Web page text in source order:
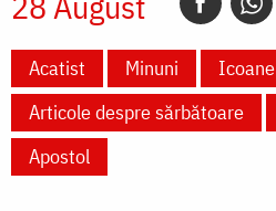
Acatist Minuni Icoane
Articole despre sărbătoare
Apostol